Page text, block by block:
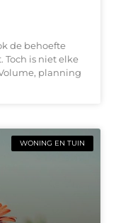
de behoefte
Toch is niet elke
planning
WONING EN TUIN